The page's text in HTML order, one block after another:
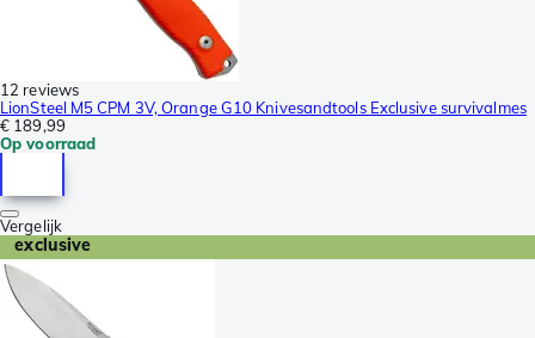
12 reviews
LionSteel M5 CPM 3V, Orange G10 Knivesandtools Exclusive survivalmes
€ 189,99
Op voorraad
Vergelijk
exclusive